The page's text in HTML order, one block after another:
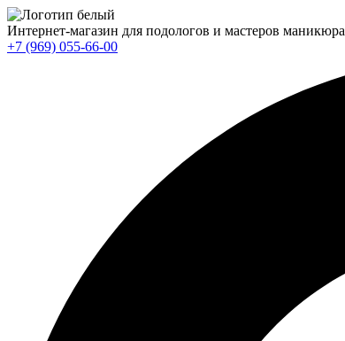
Интернет-магазин для подологов и мастеров маникюра
+7 (969) 055-66-00